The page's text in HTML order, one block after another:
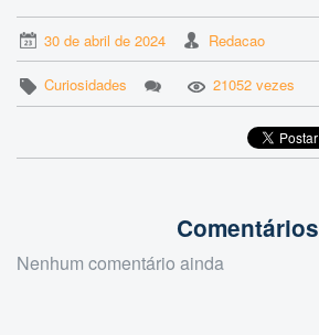
30 de abril de 2024 Redacao
Curiosidades 21052 vezes
Comentários
Nenhum comentário ainda